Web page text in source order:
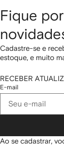
Fique
Cadastre-se e
estoque, e muito
RECEBER
E-mail
Ao se cadastrar,